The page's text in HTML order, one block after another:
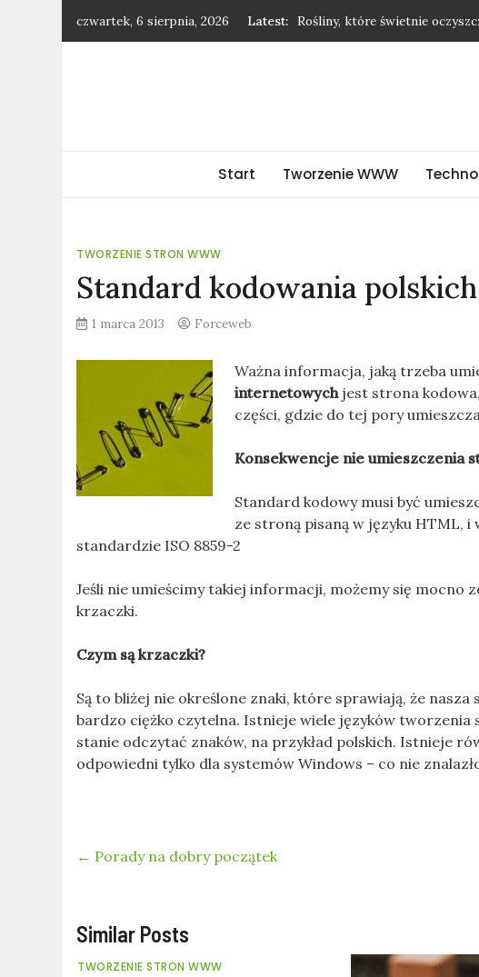
czwartek, 6 sierpnia, 2026 Latest: Rośliny, które świetnie
Dodatki, które odmienią
Jak stylowo nosić ubrania
Dlaczego warto kupować
forceweb.pl
Start Tworzenie WWW
TWORZENIE STRON WWW
Standard kodowania
1 marca 2013 Forceweb
Ważna informacja, jaką trzeba
internetowychjest strona
części, gdzie do tej pory
Konsekwencje nie umieszczenia
Standard kodowy musi być
ze stroną pisaną w języku HTML, i
standardzie ISO 8859-2
Jeśli nie umieścimy takiej informacji, możemy się mocno
krzaczki.
Czym są krzaczki?
Są to bliżej nie określone znaki, które sprawiają, że
bardzo ciężko czytelna. Istnieje wiele języków
stanie odczytać znaków, na przykład polskich. Istnieje
odpowiedni tylko dla systemów Windows – co nie
← Porady na dobry początek
Similar Posts
TWORZENIE STRON WWW